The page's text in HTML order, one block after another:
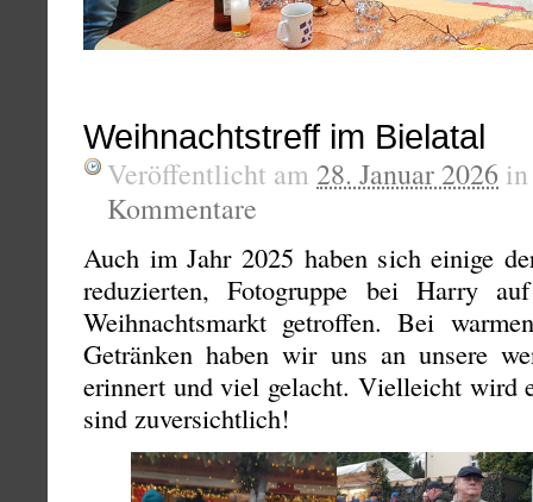
Weihnachtstreff im Bielatal
Veröffentlicht am 28. Januar 2026
Kommentare
Auch im Jahr 2025 haben sich einige
reduzierten, Fotogruppe bei Harry
Weihnachtsmarkt getroffen. Bei
Getränken haben wir uns an unsere
erinnert und viel gelacht. Vielleicht wird
sind zuversichtlich!